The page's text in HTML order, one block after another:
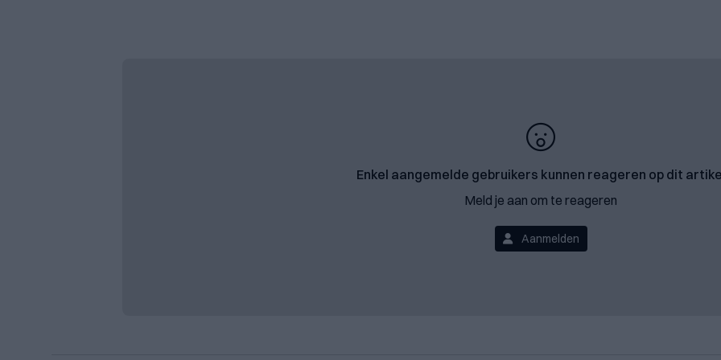
Enkel aangemelde gebruikers kunnen reageren op dit
Meld je aan om te reageren
Aanmelden